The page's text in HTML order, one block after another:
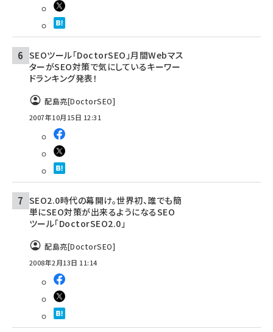
SEOツール「DoctorSEO」月間Webマス
ターがSEO対策で気にしているキーワー
ドランキング発表！
配島亮[DoctorSEO]
2007年10月15日 12:31
SEO2.0時代の幕開け。世界初、誰でも簡
単にSEO対策が出来るようになるSEO
ツール「DoctorSEO2.0」
配島亮[DoctorSEO]
2008年2月13日 11:14